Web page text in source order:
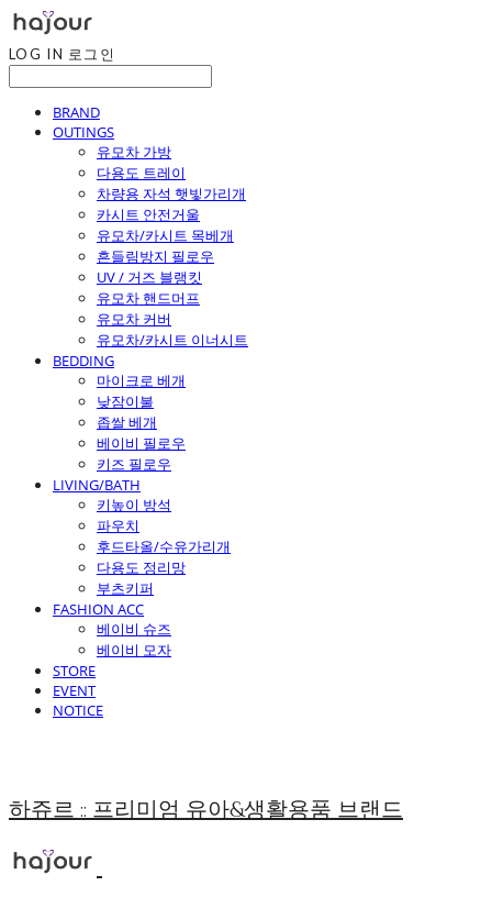
LOG IN 로그인
BRAND
OUTINGS
유모차 가방
다용도 트레이
차량용 자석 햇빛가리개
카시트 안전거울
유모차/카시트 목베개
흔들림방지 필로우
UV / 거즈 블랭킷
유모차 핸드머프
유모차 커버
유모차/카시트 이너시트
BEDDING
마이크로 베개
낮잠이불
좁쌀 베개
베이비 필로우
키즈 필로우
LIVING/BATH
키높이 방석
파우치
후드타올/수유가리개
다용도 정리망
부츠키퍼
FASHION ACC
베이비 슈즈
베이비 모자
STORE
EVENT
NOTICE
하쥬르 :: 프리미엄 유아&생활용품 브랜드